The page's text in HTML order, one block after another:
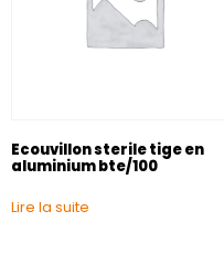
Ecouvillon sterile tige en
aluminium bte/100
Lire la suite